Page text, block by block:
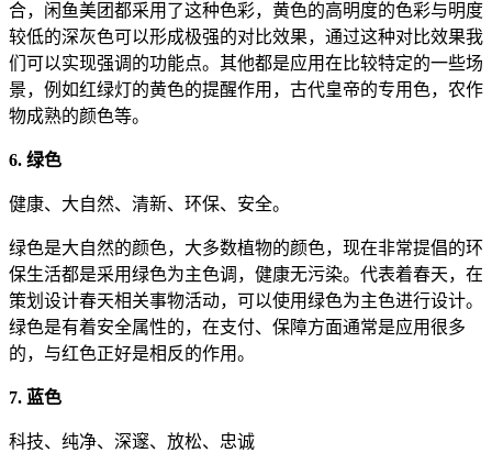
合，闲鱼美团都采用了这种色彩，黄色的高明度的色彩与明度
较低的深灰色可以形成极强的对比效果，通过这种对比效果我
们可以实现强调的功能点。其他都是应用在比较特定的一些场
景，例如红绿灯的黄色的提醒作用，古代皇帝的专用色，农作
物成熟的颜色等。
6. 绿色
健康、大自然、清新、环保、安全。
绿色是大自然的颜色，大多数植物的颜色，现在非常提倡的环
保生活都是采用绿色为主色调，健康无污染。代表着春天，在
策划设计春天相关事物活动，可以使用绿色为主色进行设计。
绿色是有着安全属性的，在支付、保障方面通常是应用很多
的，与红色正好是相反的作用。
7. 蓝色
科技、纯净、深邃、放松、忠诚